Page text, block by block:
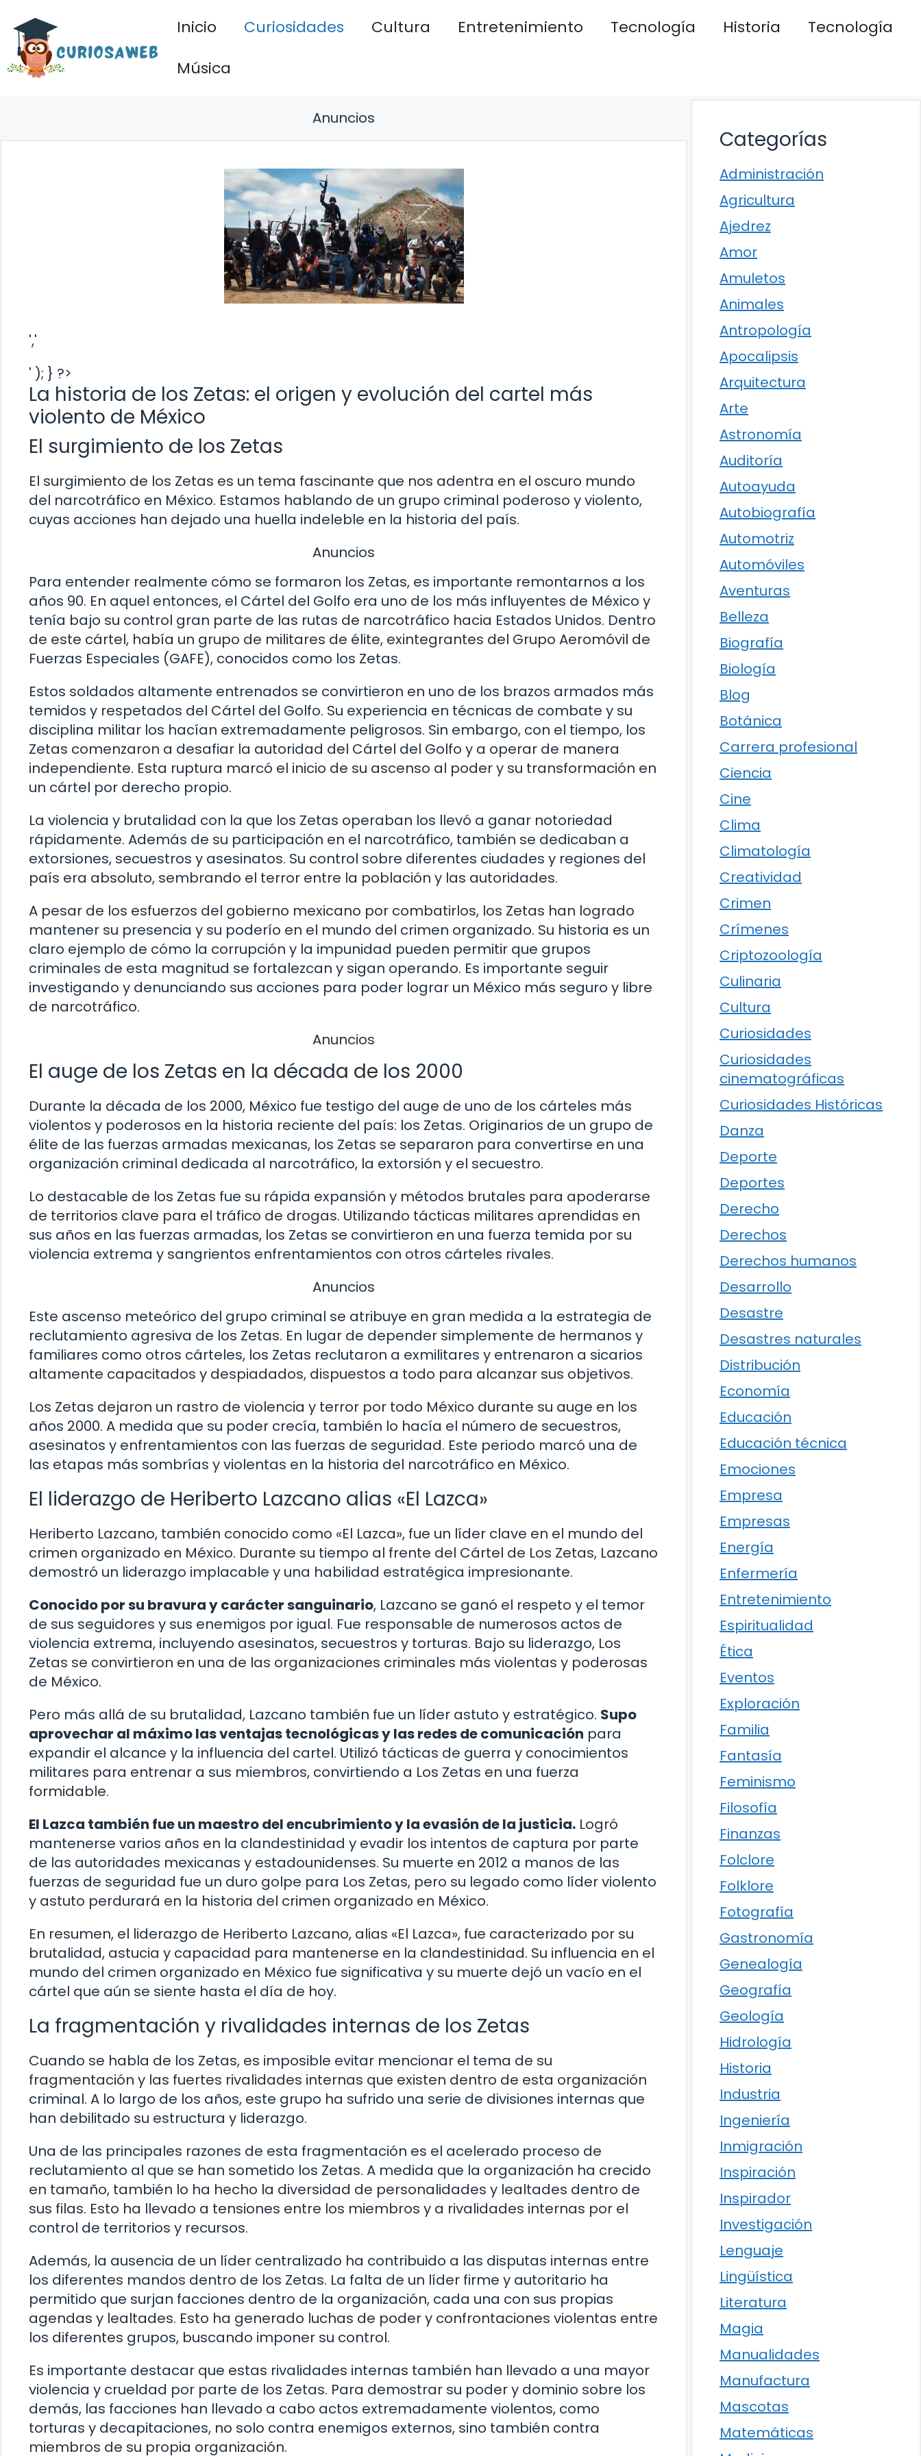
contenido
Inicio Curiosidades Cultura Entretenimiento Tecnología Historia
Tecnología
Música
Anuncios
','
' ); } ?>
La historia de los Zetas: el origen y evolución del cartel más
violento de México
El surgimiento de los Zetas
El surgimiento de los Zetas es un tema fascinante que nos adentra en el oscuro mundo
del narcotráfico en México. Estamos hablando de un grupo criminal poderoso y violento,
cuyas acciones han dejado una huella indeleble en la historia del país.
Anuncios
Para entender realmente cómo se formaron los Zetas, es importante remontarnos a los
años 90. En aquel entonces, el Cártel del Golfo era uno de los más influyentes de México y
tenía bajo su control gran parte de las rutas de narcotráfico hacia Estados Unidos. Dentro
de este cártel, había un grupo de militares de élite, exintegrantes del Grupo Aeromóvil de
Fuerzas Especiales (GAFE), conocidos como los Zetas.
Estos soldados altamente entrenados se convirtieron en uno de los brazos armados más
temidos y respetados del Cártel del Golfo. Su experiencia en técnicas de combate y su
disciplina militar los hacían extremadamente peligrosos. Sin embargo, con el tiempo, los
Zetas comenzaron a desafiar la autoridad del Cártel del Golfo y a operar de manera
independiente. Esta ruptura marcó el inicio de su ascenso al poder y su transformación en
un cártel por derecho propio.
La violencia y brutalidad con la que los Zetas operaban los llevó a ganar notoriedad
rápidamente. Además de su participación en el narcotráfico, también se dedicaban a
extorsiones, secuestros y asesinatos. Su control sobre diferentes ciudades y regiones del
país era absoluto, sembrando el terror entre la población y las autoridades.
A pesar de los esfuerzos del gobierno mexicano por combatirlos, los Zetas han logrado
mantener su presencia y su poderío en el mundo del crimen organizado. Su historia es un
claro ejemplo de cómo la corrupción y la impunidad pueden permitir que grupos
criminales de esta magnitud se fortalezcan y sigan operando. Es importante seguir
investigando y denunciando sus acciones para poder lograr un México más seguro y libre
de narcotráfico.
Anuncios
El auge de los Zetas en la década de los 2000
Durante la década de los 2000, México fue testigo del auge de uno de los cárteles más
violentos y poderosos en la historia reciente del país: los Zetas. Originarios de un grupo de
élite de las fuerzas armadas mexicanas, los Zetas se separaron para convertirse en una
organización criminal dedicada al narcotráfico, la extorsión y el secuestro.
Lo destacable de los Zetas fue su rápida expansión y métodos brutales para apoderarse
de territorios clave para el tráfico de drogas. Utilizando tácticas militares aprendidas en
sus años en las fuerzas armadas, los Zetas se convirtieron en una fuerza temida por su
violencia extrema y sangrientos enfrentamientos con otros cárteles rivales.
Anuncios
Este ascenso meteórico del grupo criminal se atribuye en gran medida a la estrategia de
reclutamiento agresiva de los Zetas. En lugar de depender simplemente de hermanos y
familiares como otros cárteles, los Zetas reclutaron a exmilitares y entrenaron a sicarios
altamente capacitados y despiadados, dispuestos a todo para alcanzar sus objetivos.
Los Zetas dejaron un rastro de violencia y terror por todo México durante su auge en los
años 2000. A medida que su poder crecía, también lo hacía el número de secuestros,
asesinatos y enfrentamientos con las fuerzas de seguridad. Este periodo marcó una de
las etapas más sombrías y violentas en la historia del narcotráfico en México.
El liderazgo de Heriberto Lazcano alias «El Lazca»
Heriberto Lazcano, también conocido como «El Lazca», fue un líder clave en el mundo del
crimen organizado en México. Durante su tiempo al frente del Cártel de Los Zetas, Lazcano
demostró un liderazgo implacable y una habilidad estratégica impresionante.
Conocido por su bravura y carácter sanguinario, Lazcano se ganó el respeto y el temor
de sus seguidores y sus enemigos por igual. Fue responsable de numerosos actos de
violencia extrema, incluyendo asesinatos, secuestros y torturas. Bajo su liderazgo, Los
Zetas se convirtieron en una de las organizaciones criminales más violentas y poderosas
de México.
Pero más allá de su brutalidad, Lazcano también fue un líder astuto y estratégico. Supo
aprovechar al máximo las ventajas tecnológicas y las redes de comunicación para
expandir el alcance y la influencia del cartel. Utilizó tácticas de guerra y conocimientos
militares para entrenar a sus miembros, convirtiendo a Los Zetas en una fuerza
formidable.
El Lazca también fue un maestro del encubrimiento y la evasión de la justicia. Logró
mantenerse varios años en la clandestinidad y evadir los intentos de captura por parte
de las autoridades mexicanas y estadounidenses. Su muerte en 2012 a manos de las
fuerzas de seguridad fue un duro golpe para Los Zetas, pero su legado como líder violento
y astuto perdurará en la historia del crimen organizado en México.
En resumen, el liderazgo de Heriberto Lazcano, alias «El Lazca», fue caracterizado por su
brutalidad, astucia y capacidad para mantenerse en la clandestinidad. Su influencia en el
mundo del crimen organizado en México fue significativa y su muerte dejó un vacío en el
cártel que aún se siente hasta el día de hoy.
La fragmentación y rivalidades internas de los Zetas
Cuando se habla de los Zetas, es imposible evitar mencionar el tema de su
fragmentación y las fuertes rivalidades internas que existen dentro de esta organización
criminal. A lo largo de los años, este grupo ha sufrido una serie de divisiones internas que
han debilitado su estructura y liderazgo.
Una de las principales razones de esta fragmentación es el acelerado proceso de
reclutamiento al que se han sometido los Zetas. A medida que la organización ha crecido
en tamaño, también lo ha hecho la diversidad de personalidades y lealtades dentro de
sus filas. Esto ha llevado a tensiones entre los miembros y a rivalidades internas por el
control de territorios y recursos.
Además, la ausencia de un líder centralizado ha contribuido a las disputas internas entre
los diferentes mandos dentro de los Zetas. La falta de un líder firme y autoritario ha
permitido que surjan facciones dentro de la organización, cada una con sus propias
agendas y lealtades. Esto ha generado luchas de poder y confrontaciones violentas entre
los diferentes grupos, buscando imponer su control.
Es importante destacar que estas rivalidades internas también han llevado a una mayor
violencia y crueldad por parte de los Zetas. Para demostrar su poder y dominio sobre los
demás, las facciones han llevado a cabo actos extremadamente violentos, como
torturas y decapitaciones, no solo contra enemigos externos, sino también contra
miembros de su propia organización.
Categorías
Administración
Agricultura
Ajedrez
Amor
Amuletos
Animales
Antropología
Apocalipsis
Arquitectura
Arte
Astronomía
Auditoría
Autoayuda
Autobiografía
Automotriz
Automóviles
Aventuras
Belleza
Biografía
Biología
Blog
Botánica
Carrera profesional
Ciencia
Cine
Clima
Climatología
Creatividad
Crimen
Crímenes
Criptozoología
Culinaria
Cultura
Curiosidades
Curiosidades
cinematográficas
Curiosidades Históricas
Danza
Deporte
Deportes
Derecho
Derechos
Derechos humanos
Desarrollo
Desastre
Desastres naturales
Distribución
Economía
Educación
Educación técnica
Emociones
Empresa
Empresas
Energía
Enfermería
Entretenimiento
Espiritualidad
Ética
Eventos
Exploración
Familia
Fantasía
Feminismo
Filosofía
Finanzas
Folclore
Folklore
Fotografía
Gastronomía
Genealogía
Geografía
Geología
Hidrología
Historia
Industria
Ingeniería
Inmigración
Inspiración
Inspirador
Investigación
Lenguaje
Lingüística
Literatura
Magia
Manualidades
Manufactura
Mascotas
Matemáticas